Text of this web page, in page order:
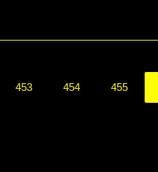
453 454 455